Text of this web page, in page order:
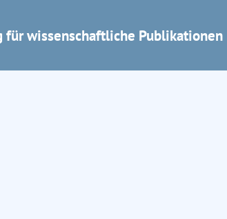
für wissenschaftliche Publikationen